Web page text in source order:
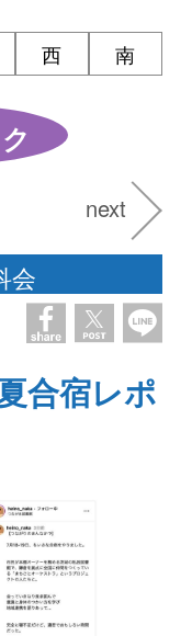
西 南
next
会
合宿レポ